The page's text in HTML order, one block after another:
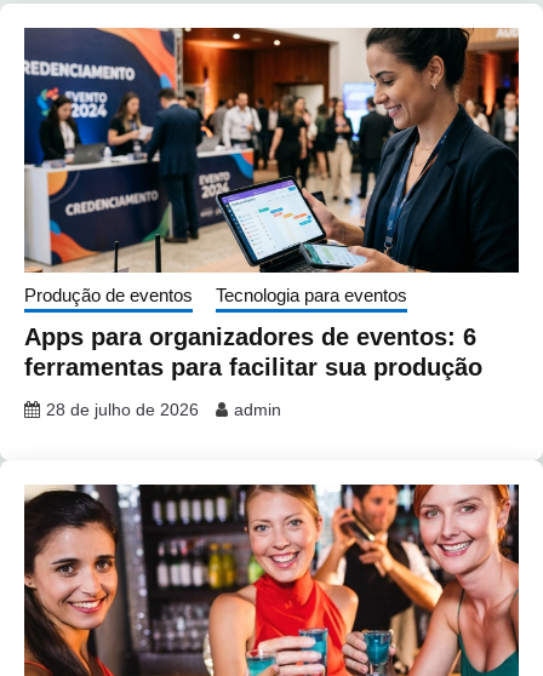
Produção de eventos Tecnologia para eventos
Apps para organizadores de eventos: 6
ferramentas para facilitar sua produção
28 de julho de 2026 admin